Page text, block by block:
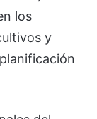
los
y